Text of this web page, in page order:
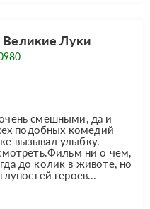
Великие Луки
смешными, да и
подобных комедий
вызывал улыбку.
ни о чем,
до колик в животе, но
героев...